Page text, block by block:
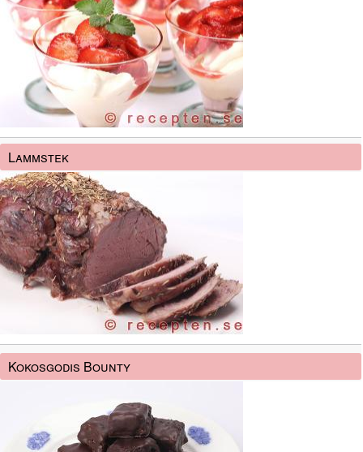
Lammstek
Kokosgodis Bounty